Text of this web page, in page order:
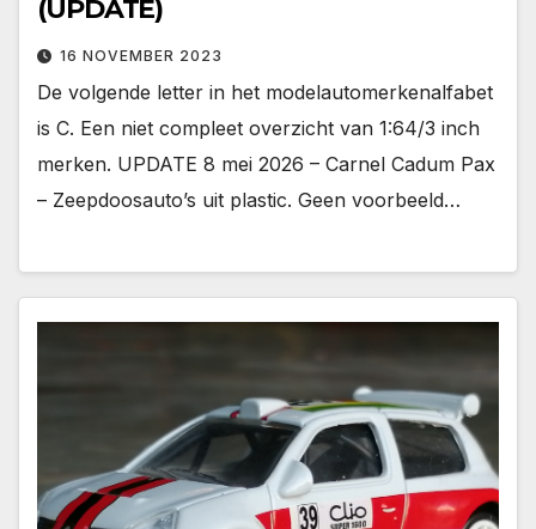
(UPDATE)
16 NOVEMBER 2023
De volgende letter in het modelautomerkenalfabet
is C. Een niet compleet overzicht van 1:64/3 inch
merken. UPDATE 8 mei 2026 – Carnel Cadum Pax
– Zeepdoosauto’s uit plastic. Geen voorbeeld…